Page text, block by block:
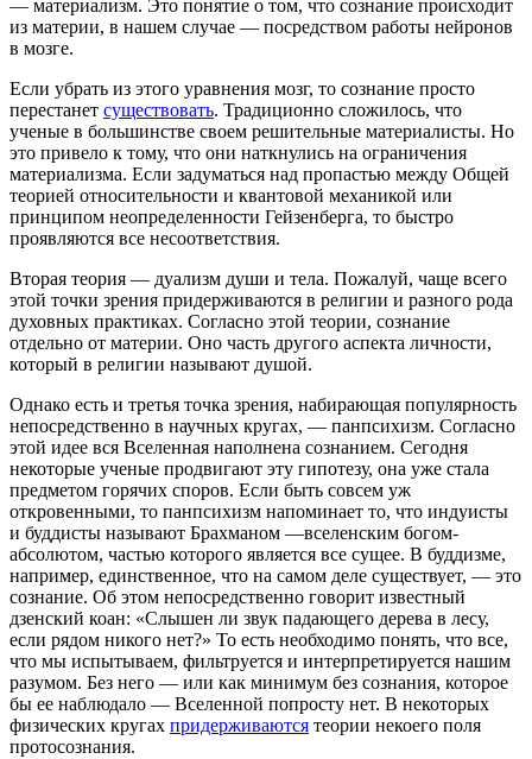
— материализм. Это понятие о том, что сознание происходит
из материи, в нашем случае — посредством работы нейронов
в мозге.
Если убрать из этого уравнения мозг, то сознание просто
перестанет существовать. Традиционно сложилось, что
ученые в большинстве своем решительные материалисты. Но
это привело к тому, что они наткнулись на ограничения
материализма. Если задуматься над пропастью между Общей
теорией относительности и квантовой механикой или
принципом неопределенности Гейзенберга, то быстро
проявляются все несоответствия.
Вторая теория — дуализм души и тела. Пожалуй, чаще всего
этой точки зрения придерживаются в религии и разного рода
духовных практиках. Согласно этой теории, сознание
отдельно от материи. Оно часть другого аспекта личности,
который в религии называют душой.
Однако есть и третья точка зрения, набирающая популярность
непосредственно в научных кругах, — панпсихизм. Согласно
этой идее вся Вселенная наполнена сознанием. Сегодня
некоторые ученые продвигают эту гипотезу, она уже стала
предметом горячих споров. Если быть совсем уж
откровенными, то панпсихизм напоминает то, что индуисты
и буддисты называют Брахманом —вселенским богом-
абсолютом, частью которого является все сущее. В буддизме,
например, единственное, что на самом деле существует, — это
сознание. Об этом непосредственно говорит известный
дзенский коан: «Слышен ли звук падающего дерева в лесу,
если рядом никого нет?» То есть необходимо понять, что все,
что мы испытываем, фильтруется и интерпретируется нашим
разумом. Без него — или как минимум без сознания, которое
бы ее наблюдало — Вселенной попросту нет. В некоторых
физических кругах придерживаются теории некоего поля
протосознания.